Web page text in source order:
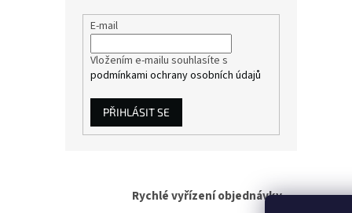
E-mail
Vložením e-mailu souhlasíte s
podmínkami ochrany osobních údajů
PŘIHLÁSIT SE
Rychlé vyřízení objednávky